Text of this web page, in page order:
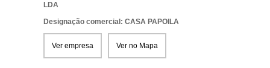
LDA
Designação comercial: CASA PAPOILA
Ver empresa Ver no Mapa